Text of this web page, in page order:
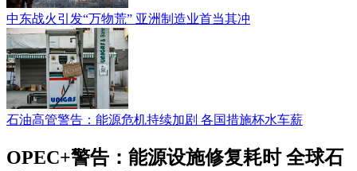
中东战火引发“万物荒” 亚洲制造业首当其冲
石油高管警告：能源危机持续加剧 各国措施杯水车薪
OPEC+警告：能源设施修复耗时 全球石